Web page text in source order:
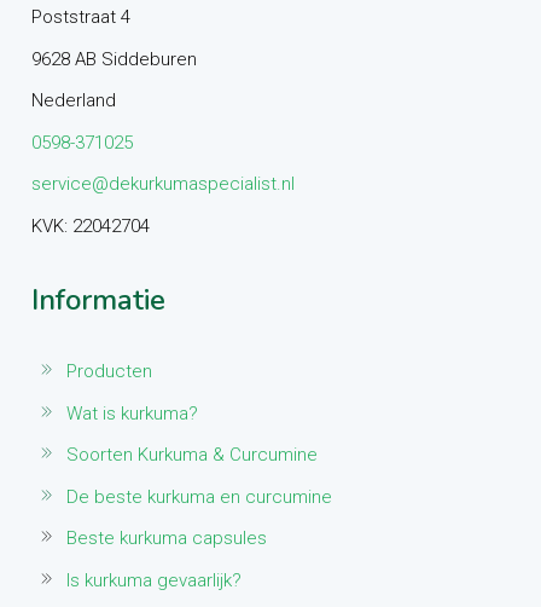
Poststraat 4
9628 AB Siddeburen
Nederland
0598-371025
service@dekurkumaspecialist.nl
KVK: 22042704
Informatie
Producten
Wat is kurkuma?
Soorten Kurkuma & Curcumine
De beste kurkuma en curcumine
Beste kurkuma capsules
Is kurkuma gevaarlijk?